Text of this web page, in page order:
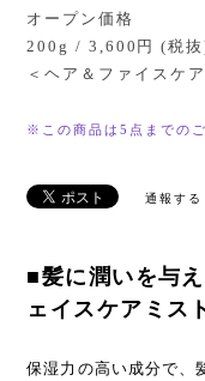
オープン価格
200g / 3,600円 (税抜
＜ヘア＆ファイスケ
※この商品は5点までの
通報する
■髪に潤いを与
ェイスケアミス
保湿力の高い成分で、